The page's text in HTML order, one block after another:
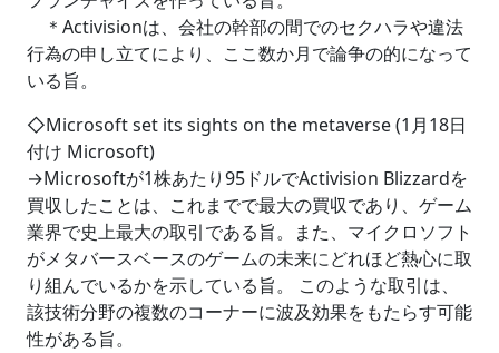
＊Activisionは、会社の幹部の間でのセクハラや違法
行為の申し立てにより、ここ数か月で論争の的になって
いる旨。
◇Microsoft set its sights on the metaverse (1月18日
付け Microsoft)
→Microsoftが1株あたり95ドルでActivision Blizzardを
買収したことは、これまでで最大の買収であり、ゲーム
業界で史上最大の取引である旨。また、マイクロソフト
がメタバースベースのゲームの未来にどれほど熱心に取
り組んでいるかを示している旨。 このような取引は、
該技術分野の複数のコーナーに波及効果をもたらす可能
性がある旨。